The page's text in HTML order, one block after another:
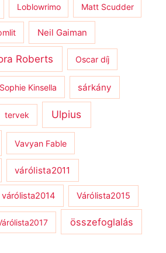
Loblowrimo Matt Scudder
Neil Gaiman
Roberts Oscar díj
Sophie Kinsella sárkány
tervek Ulpius
Vavyan Fable
várólista2011
várólista2014 Várólista2015
összefoglalás